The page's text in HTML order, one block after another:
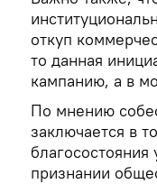
откуп
то данная
кампанию, а в
По мнению
заключается в
признании